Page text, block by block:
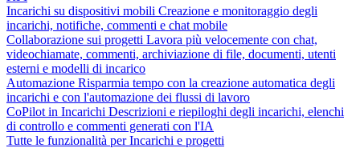
Incarichi su dispositivi mobili Creazione e monitoraggio degli
incarichi, notifiche, commenti e chat mobile
Collaborazione sui progetti Lavora più velocemente con chat,
videochiamate, commenti, archiviazione di file, documenti, utenti
esterni e modelli di incarico
Automazione Risparmia tempo con la creazione automatica degli
incarichi e con l'automazione dei flussi di lavoro
CoPilot in Incarichi Descrizioni e riepiloghi degli incarichi, elenchi
di controllo e commenti generati con l'IA
Tutte le funzionalità per Incarichi e progetti